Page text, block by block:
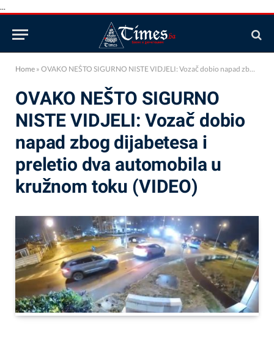
...
Home » OVAKO NEŠTO SIGURNO NISTE VIDJELI: Vozač dobio napad zbog dijabetesa i preletio dva automobila u kružnom toku (VIDEO)
OVAKO NEŠTO SIGURNO
NISTE VIDJELI: Vozač dobio
napad zbog dijabetesa i
preletio dva automobila u
kružnom toku (VIDEO)